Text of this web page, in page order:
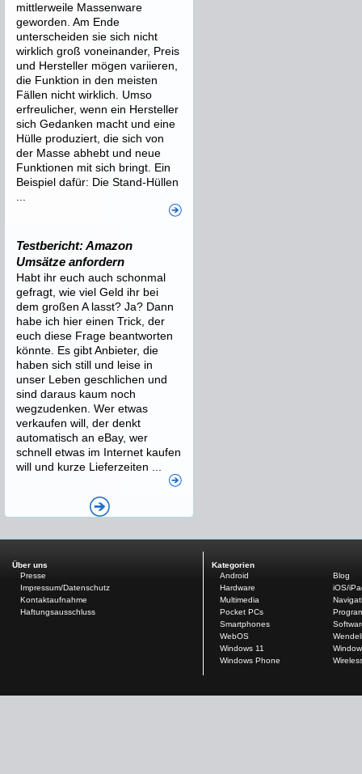
mittlerweile Massenware
geworden. Am Ende
unterscheiden sie sich nicht
wirklich groß voneinander, Preis
und Hersteller mögen variieren,
die Funktion in den meisten
Fällen nicht wirklich. Umso
erfreulicher, wenn ein Hersteller
sich Gedanken macht und eine
Hülle produziert, die sich von
der Masse abhebt und neue
Funktionen mit sich bringt. Ein
Beispiel dafür: Die Stand-Hüllen
Testbericht: Amazon
Umsätze anfordern
Habt ihr euch auch schonmal
gefragt, wie viel Geld ihr bei
dem großen A lasst? Ja? Dann
habe ich hier einen Trick, der
euch diese Frage beantworten
könnte. Es gibt Anbieter, die
haben sich still und leise in
unser Leben geschlichen und
sind daraus kaum noch
wegzudenken. Wer etwas
verkaufen will, der denkt
automatisch an eBay, wer
schnell etwas im Internet kaufen
will und kurze Lieferzeiten ...
Über uns
Presse
Impressum/Datenschutz
Kontaktaufnahme
Haftungsausschluss
Kategorien
Android
Blog
Hardware
iOS/
Multimedia
Pocket PCs
Smartphones
WebOS
Windows 11
Windows Phone